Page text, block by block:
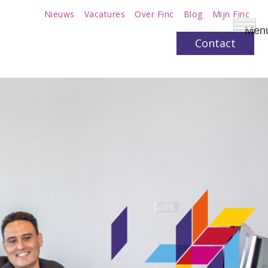
Nieuws Vacatures Over Finc Blog Mijn Finc
Contact